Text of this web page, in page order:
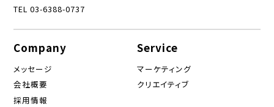
TEL 03-6388-0737
Company
メッセージ
会社概要
採用情報
Service
マーケティング
クリエイティブ